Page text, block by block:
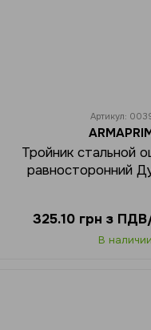
Артикул:
Тройник стальной
равносторонний
325.10 грн з
В наличии